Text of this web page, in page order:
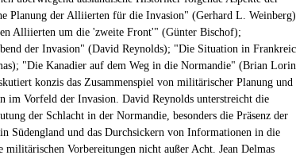
Planung der Alliierten für die Invasion" (Gerhard L.
Alliierten um die 'zweite Front'" (Günter Bischof);
der Invasion" (David Reynolds); "Die Situation in
"Die Kanadier auf dem Weg in die Normandie" (Brian
konzis das Zusammenspiel von militärischer Planung und
im Vorfeld der Invasion. David Reynolds unterstreicht die
der Schlacht in der Normandie, besonders die Präsenz der
Südengland und das Durchsickern von Informationen in die
militärischen Vorbereitungen nicht außer Acht. Jean Delmas